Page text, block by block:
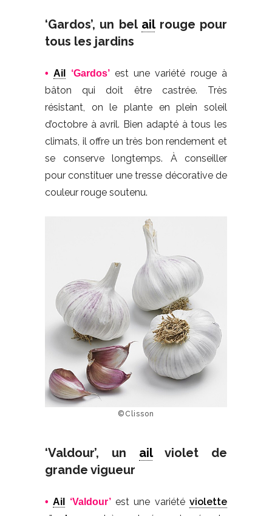
‘Gardos’, un bel ailrouge pour
tous les jardins
•Ail ‘Gardos’est une variété rouge à
bâton qui doit être castrée. Très
résistant, on le plante en plein soleil
d’octobre à avril. Bien adapté à tous les
climats, il offre un très bon rendement et
se conserve longtemps. À conseiller
pour constituer une tresse décorative de
couleur rouge soutenu.
©Clisson
‘Valdour’, un ailviolet de
grande vigueur
•Ail ‘Valdour’est une variétéviolette